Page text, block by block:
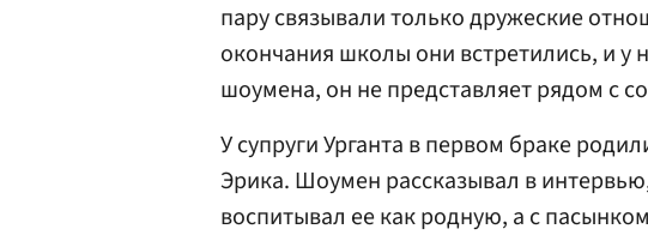
пару связывали только дружеские
окончания школы они встретились, и у
шоумена, он не представляет рядом с
У супруги Урганта в первом браке
Эрика. Шоумен рассказывал в
воспитывал ее как родную, а с